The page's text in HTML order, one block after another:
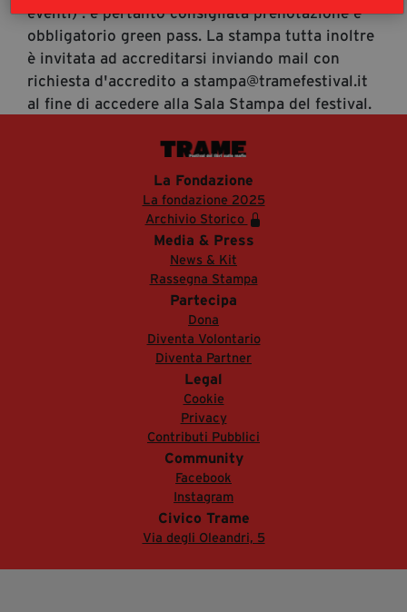
eventi) : è pertanto consigliata prenotazione e
obbligatorio green pass. La stampa tutta inoltre
è invitata ad accreditarsi inviando mail con
richiesta d'accredito a stampa@tramefestival.it
al fine di accedere alla Sala Stampa del festival.
La Fondazione
La fondazione 2025
Archivio Storico
Media & Press
News & Kit
Rassegna Stampa
Partecipa
Dona
Diventa Volontario
Diventa Partner
Legal
Cookie
Privacy
Contributi Pubblici
Community
Facebook
Instagram
Civico Trame
Via degli Oleandri, 5